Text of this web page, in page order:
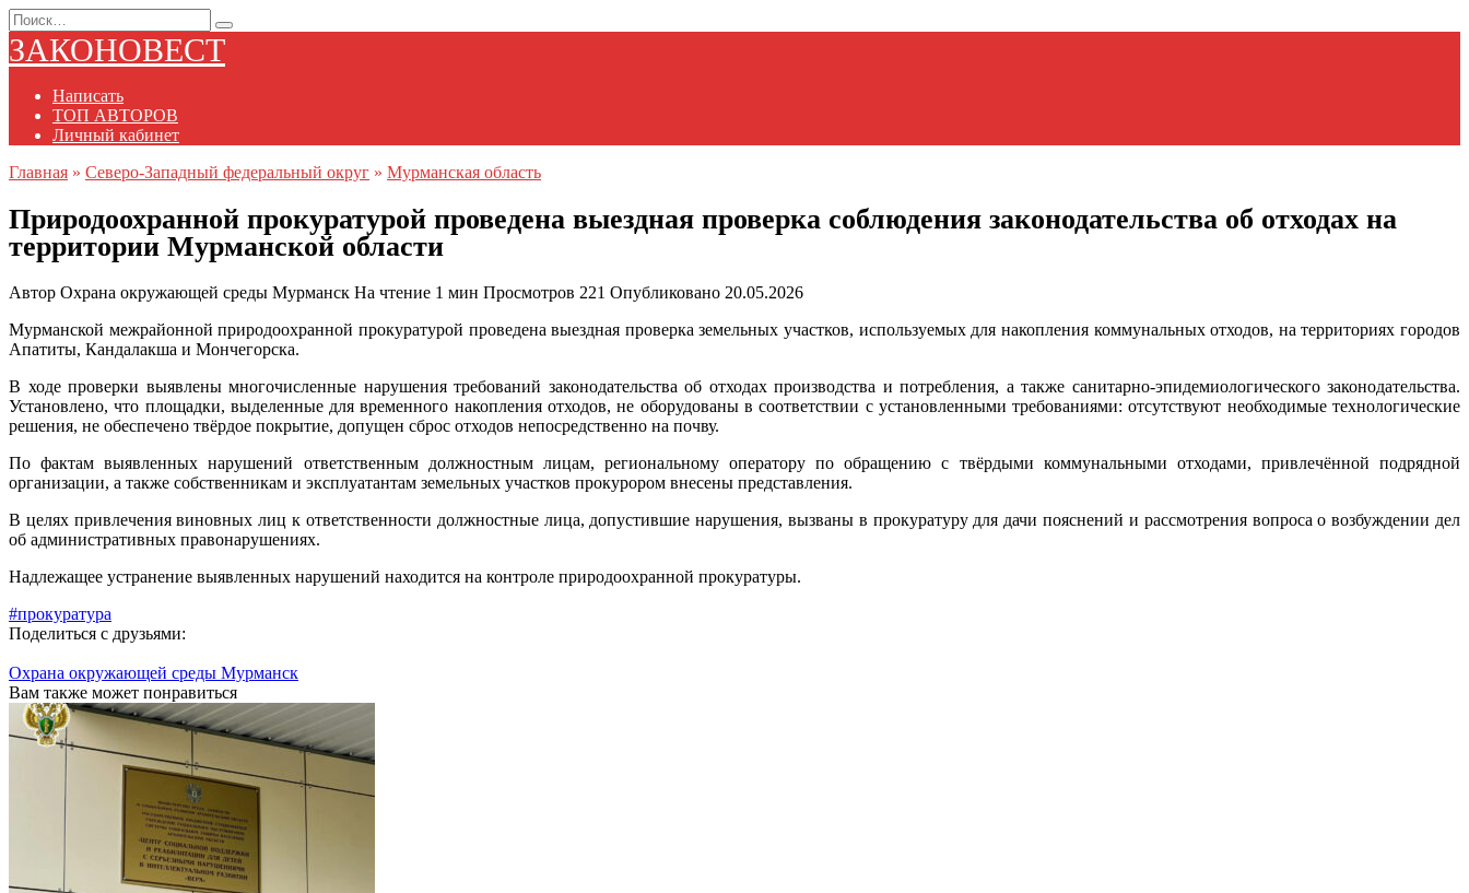
Перейти
к
содержанию
Search
for:
ЗАКОНОВЕСТ
Написать
ТОП АВТОРОВ
Личный кабинет
Главная » Северо-Западный федеральный округ » Мурманская область
Природоохранной прокуратурой проведена выездная проверка соблюдения законодательства об отходах на
территории Мурманской области
Автор Охрана окружающей среды Мурманск На чтение 1 мин Просмотров 221 Опубликовано 20.05.2026
Мурманской межрайонной природоохранной прокуратурой проведена выездная проверка земельных участков, используемых для накопления коммунальных отходов, на территориях городов
Апатиты, Кандалакша и Мончегорска.
В ходе проверки выявлены многочисленные нарушения требований законодательства об отходах производства и потребления, а также санитарно-эпидемиологического законодательства.
Установлено, что площадки, выделенные для временного накопления отходов, не оборудованы в соответствии с установленными требованиями: отсутствуют необходимые технологические
решения, не обеспечено твёрдое покрытие, допущен сброс отходов непосредственно на почву.
По фактам выявленных нарушений ответственным должностным лицам, региональному оператору по обращению с твёрдыми коммунальными отходами, привлечённой подрядной
организации, а также собственникам и эксплуатантам земельных участков прокурором внесены представления.
В целях привлечения виновных лиц к ответственности должностные лица, допустившие нарушения, вызваны в прокуратуру для дачи пояснений и рассмотрения вопроса о возбуждении дел
об административных правонарушениях.
Надлежащее устранение выявленных нарушений находится на контроле природоохранной прокуратуры.
#прокуратура
Поделиться с друзьями:
Охрана окружающей среды Мурманск
Вам также может понравиться